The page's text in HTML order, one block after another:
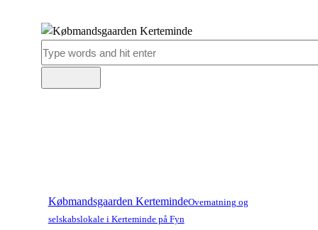
Købmandsgaarden KertemindeOvernatning og
selskabslokale i Kerteminde på Fyn